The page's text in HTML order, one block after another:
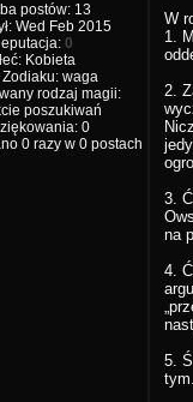
postów: 13
Wed Feb 2015
0
Kobieta
waga
rodzaj magii:
poszukiwań
0
0 razy w 0 postach
W
1.
2.
3.
na
4.
5.